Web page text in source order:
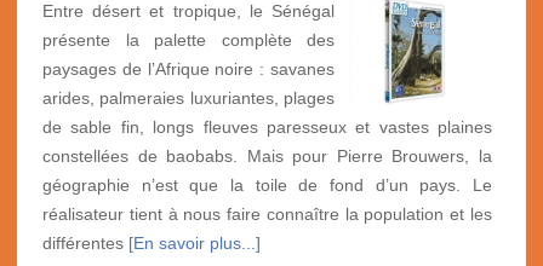
Entre désert et tropique, le Sénégal
présente la palette complète des
paysages de l’Afrique noire : savanes
arides, palmeraies luxuriantes, plages
de sable fin, longs fleuves paresseux et vastes plaines
constellées de baobabs. Mais pour Pierre Brouwers, la
géographie n’est que la toile de fond d’un pays. Le
réalisateur tient à nous faire connaître la population et les
différentes [En savoir plus...]